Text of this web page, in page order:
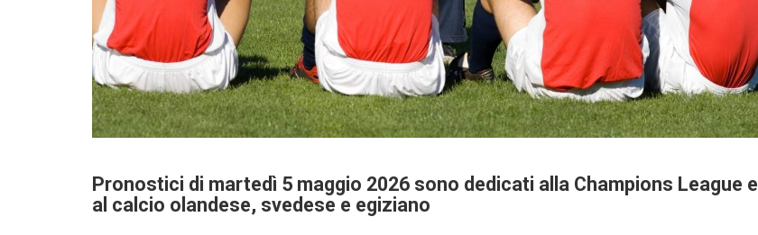
Pronostici di martedì 5 maggio 2026 sono dedicati alla Champions League e
al calcio olandese, svedese e egiziano